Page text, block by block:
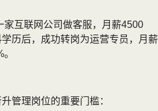
家互联网公司做客服，月薪4500
历后，成功转岗为运营专员，月薪
管理岗位的重要门槛：